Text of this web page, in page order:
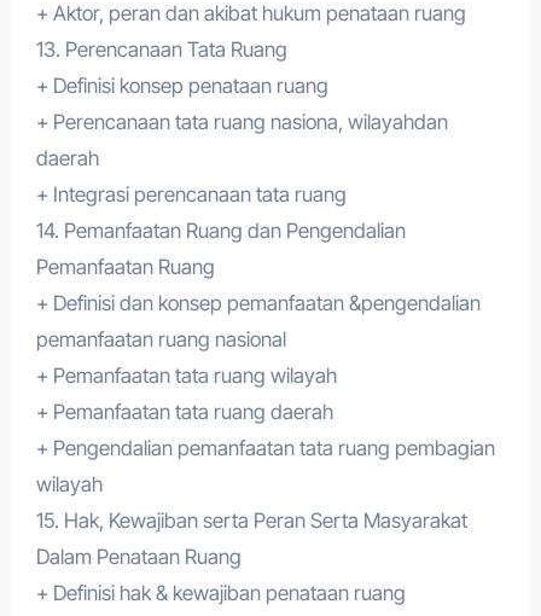
+ Aktor, peran dan akibat hukum penataan ruang
13. Perencanaan Tata Ruang
+ Definisi konsep penataan ruang
+ Perencanaan tata ruang nasiona, wilayahdan
daerah
+ Integrasi perencanaan tata ruang
14. Pemanfaatan Ruang dan Pengendalian
Pemanfaatan Ruang
+ Definisi dan konsep pemanfaatan &pengendalian
pemanfaatan ruang nasional
+ Pemanfaatan tata ruang wilayah
+ Pemanfaatan tata ruang daerah
+ Pengendalian pemanfaatan tata ruang pembagian
wilayah
15. Hak, Kewajiban serta Peran Serta Masyarakat
Dalam Penataan Ruang
+ Definisi hak & kewajiban penataan ruang